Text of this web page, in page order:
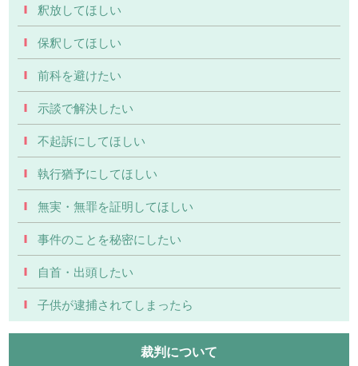
釈放してほしい
保釈してほしい
前科を避けたい
示談で解決したい
不起訴にしてほしい
執行猶予にしてほしい
無実・無罪を証明してほしい
事件のことを秘密にしたい
自首・出頭したい
子供が逮捕されてしまったら
裁判について